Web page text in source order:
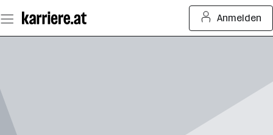
Seiteninhalt
springen
Anmelden